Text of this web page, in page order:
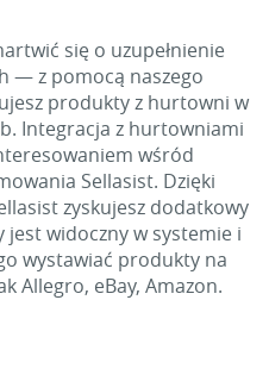
się o uzupełnienie
— z pomocą naszego
produkty z hurtowni w
Integracja z hurtowniami
wśród
Sellasist. Dzięki
zyskujesz dodatkowy
widoczny w systemie i
wystawiać produkty na
Allegro, eBay, Amazon.